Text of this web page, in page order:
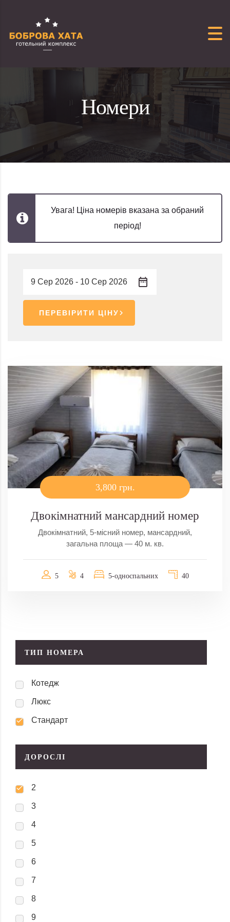
Номери
Увага! Ціна номерів вказана за обраний
період!
ПЕРЕВІРИТИ ЦІНУ
3,800 грн.
Двокімнатний мансардний номер
Двокімнатний, 5-місний номер, мансардний,
загальна площа — 40 м. кв.
5 4 5-односпальних 40
ТИП НОМЕРА
Котедж
Люкс
Стандарт
ДОРОСЛІ
2
3
4
5
6
7
8
9